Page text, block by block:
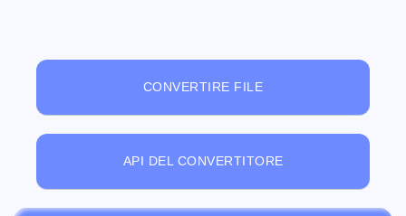
CONVERTIRE FILE
API DEL CONVERTITORE